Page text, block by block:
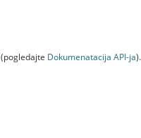
(pogledajte Dokumenаtаcijа API-jа).